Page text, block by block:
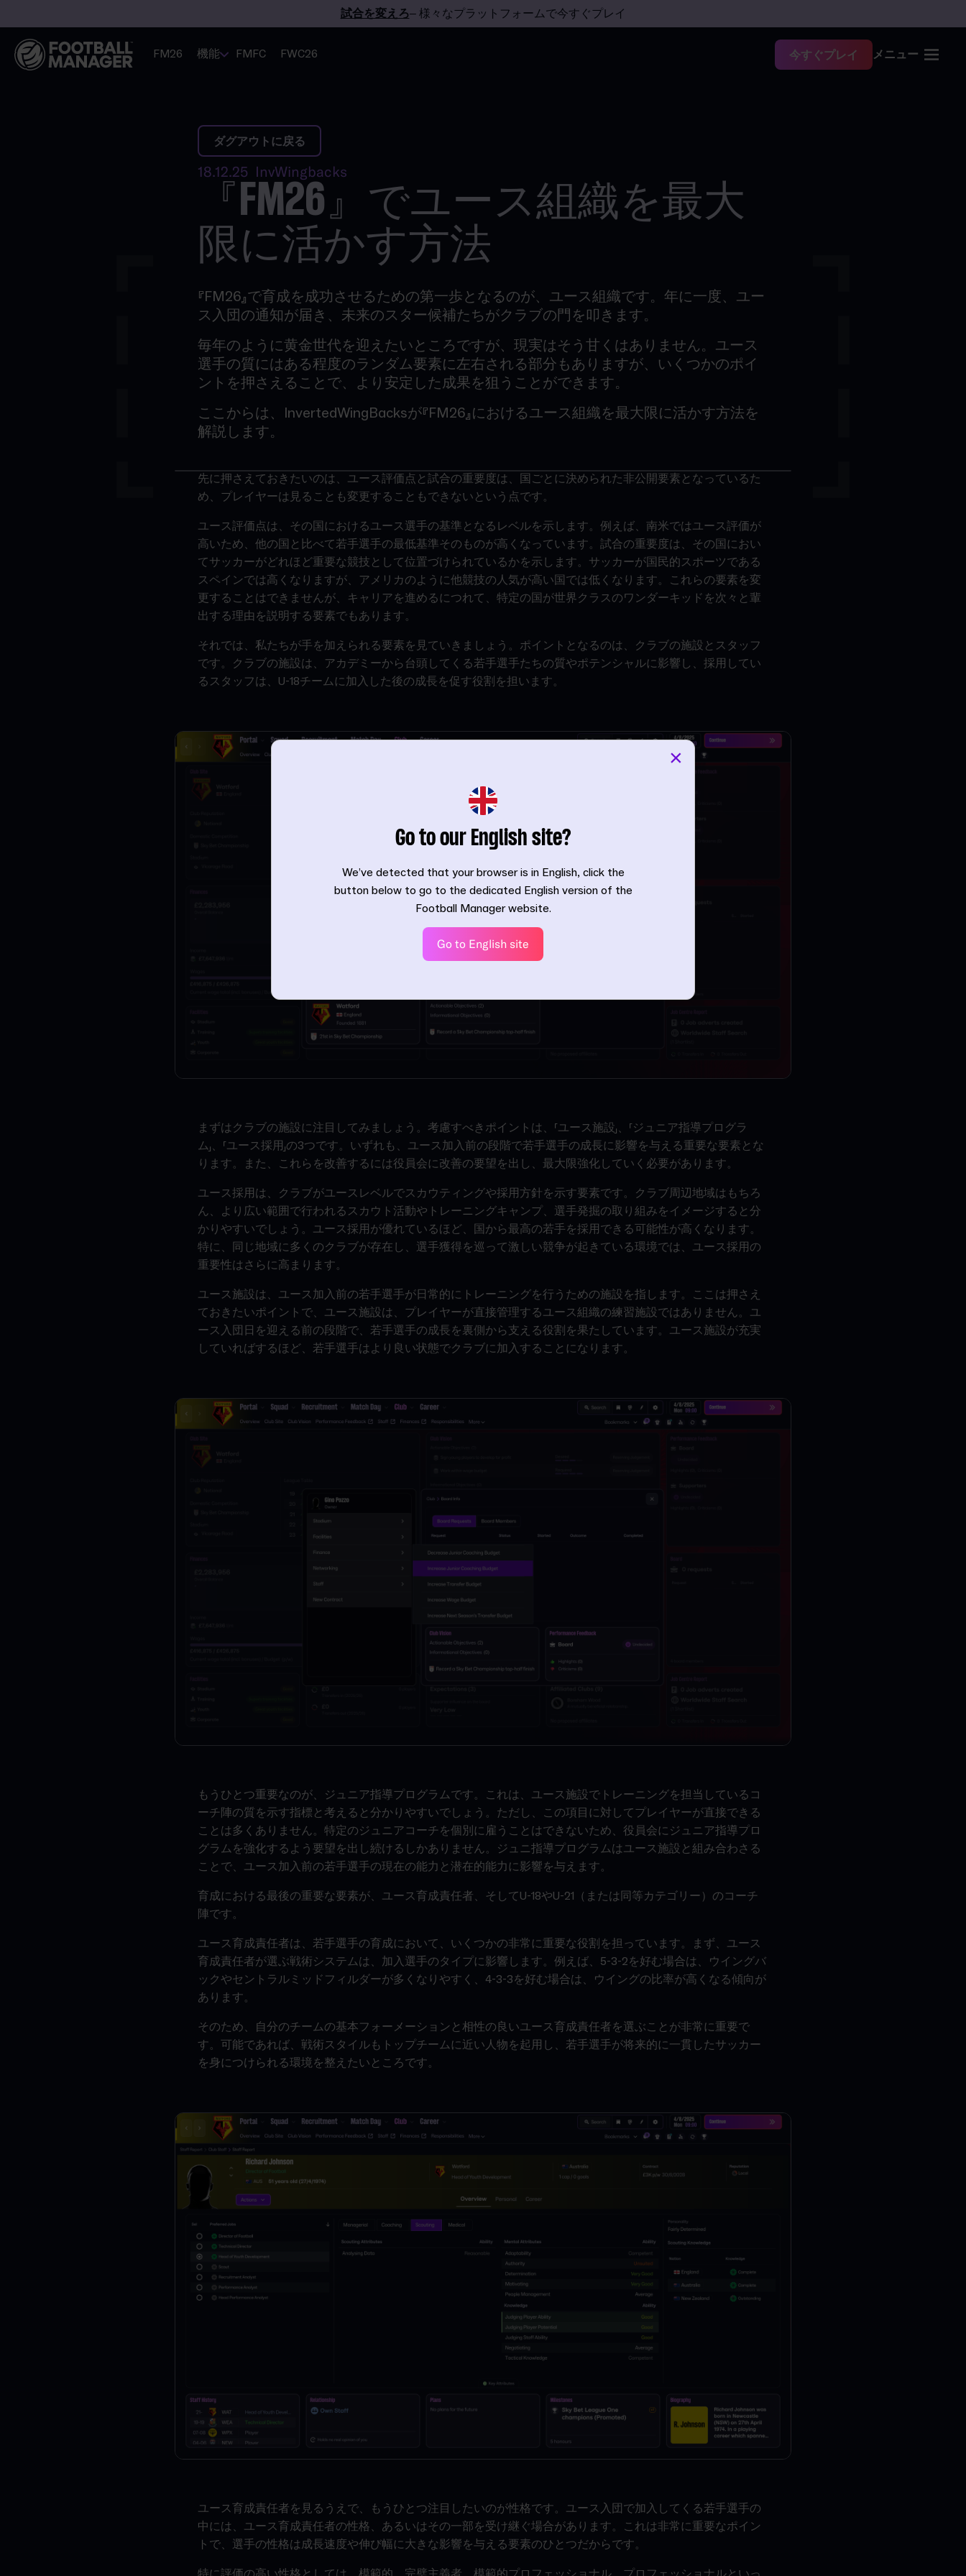
試合を変えろ– 様々なプラットフォームで今すぐプレイ
FM26 機能 FMFC FWC26 今すぐプレイ メニュー
ダグアウトに戻る
18.12.25 InvWingbacks
『FM26』でユース組織を最大
限に活かす方法
『FM26』で育成を成功させるための第一歩となるのが、ユース組織です。年に一度、ユー
ス入団の通知が届き、未来のスター候補たちがクラブの門を叩きます。
毎年のように黄金世代を迎えたいところですが、現実はそう甘くはありません。ユース
選手の質にはある程度のランダム要素に左右される部分もありますが、いくつかのポイ
ントを押さえることで、より安定した成果を狙うことができます。
ここからは、InvertedWingBacksが『FM26』におけるユース組織を最大限に活かす方法を
解説します。
先に押さえておきたいのは、ユース評価点と試合の重要度は、国ごとに決められた非公開要素となっているた
め、プレイヤーは見ることも変更することもできないという点です。
ユース評価点は、その国におけるユース選手の基準となるレベルを示します。例えば、南米ではユース評価が
高いため、他の国と比べて若手選手の最低基準そのものが高くなっています。試合の重要度は、その国におい
てサッカーがどれほど重要な競技として位置づけられているかを示します。サッカーが国民的スポーツである
スペインでは高くなりますが、アメリカのように他競技の人気が高い国では低くなります。これらの要素を変
更することはできませんが、キャリアを進めるにつれて、特定の国が世界クラスのワンダーキッドを次々と輩
出する理由を説明する要素でもあります。
それでは、私たちが手を加えられる要素を見ていきましょう。ポイントとなるのは、クラブの施設とスタッフ
です。クラブの施設は、アカデミーから台頭してくる若手選手たちの質やポテンシャルに影響し、採用してい
るスタッフは、U-18チームに加入した後の成長を促す役割を担います。
まずはクラブの施設に注目してみましょう。考慮すべきポイントは、「ユース施設」、「ジュニア指導プログラ
ム」、「ユース採用」の3つです。いずれも、ユース加入前の段階で若手選手の成長に影響を与える重要な要素とな
ります。また、これらを改善するには役員会に改善の要望を出し、最大限強化していく必要があります。
ユース採用は、クラブがユースレベルでスカウティングや採用方針を示す要素です。クラブ周辺地域はもちろ
ん、より広い範囲で行われるスカウト活動やトレーニングキャンプ、選手発掘の取り組みをイメージすると分
かりやすいでしょう。ユース採用が優れているほど、国から最高の若手を採用できる可能性が高くなります。
特に、同じ地域に多くのクラブが存在し、選手獲得を巡って激しい競争が起きている環境では、ユース採用の
重要性はさらに高まります。
ユース施設は、ユース加入前の若手選手が日常的にトレーニングを行うための施設を指します。ここは押さえ
ておきたいポイントで、ユース施設は、プレイヤーが直接管理するユース組織の練習施設ではありません。ユ
ース入団日を迎える前の段階で、若手選手の成長を裏側から支える役割を果たしています。ユース施設が充実
していればするほど、若手選手はより良い状態でクラブに加入することになります。
もうひとつ重要なのが、ジュニア指導プログラムです。これは、ユース施設でトレーニングを担当しているコ
ーチ陣の質を示す指標と考えると分かりやすいでしょう。ただし、この項目に対してプレイヤーが直接できる
ことは多くありません。特定のジュニアコーチを個別に雇うことはできないため、役員会にジュニア指導プロ
グラムを強化するよう要望を出し続けるしかありません。ジュニ指導プログラムはユース施設と組み合わさる
ことで、ユース加入前の若手選手の現在の能力と潜在的能力に影響を与えます。
育成における最後の重要な要素が、ユース育成責任者、そしてU-18やU-21（または同等カテゴリー）のコーチ
陣です。
ユース育成責任者は、若手選手の育成において、いくつかの非常に重要な役割を担っています。まず、ユース
育成責任者が選ぶ戦術システムは、加入選手のタイプに影響します。例えば、5-3-2を好む場合は、ウイングバ
ックやセントラルミッドフィルダーが多くなりやすく、4-3-3を好む場合は、ウイングの比率が高くなる傾向が
あります。
そのため、自分のチームの基本フォーメーションと相性の良いユース育成責任者を選ぶことが非常に重要で
す。可能であれば、戦術スタイルもトップチームに近い人物を起用し、若手選手が将来的に一貫したサッカー
を身につけられる環境を整えたいところです。
ユース育成責任者を見るうえで、もうひとつ注目したいのが性格です。ユース入団で加入してくる若手選手の
中には、ユース育成責任者の性格、あるいはその一部を受け継ぐ場合があります。これは非常に重要なポイン
トで、選手の性格は成長速度や伸び幅に大きな影響を与える要素のひとつだからです。
Go to our English site?
We’ve detected that your browser is in English, click the
button below to go to the dedicated English version of the
Football Manager website.
Go to English site
×